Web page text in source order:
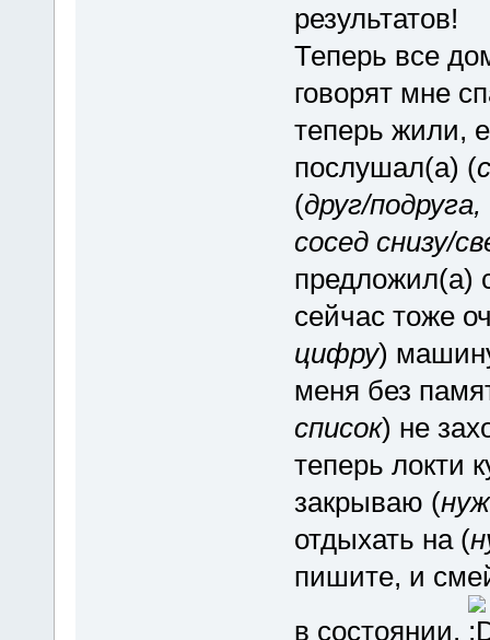
результатов!
Теперь все
говорят мне
теперь жили,
послушал(а) (
(друг/
сосед снизу/
предложил(а)
сейчас тоже
цифру)
меня без
список) не
теперь локти
закрываю (
отдыхать на (
пишите, и
в состоянии.